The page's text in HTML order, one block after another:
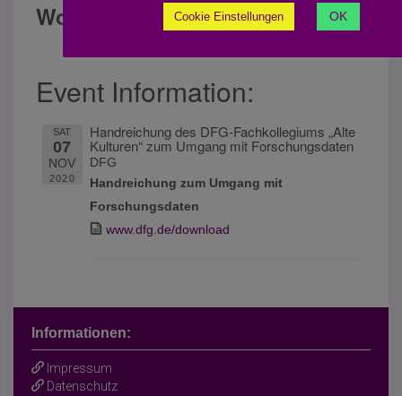
Workshops:
Event Information:
SAT
07
NOV
2020
Handreichung des DFG-Fachkollegiums „Alte
Kulturen“ zum Umgang mit Forschungsdaten
DFG
Handreichung zum Umgang mit
Forschungsdaten
www.dfg.de/download
Informationen:
Impressum
Datenschutz
Cookie Einstellungen OK